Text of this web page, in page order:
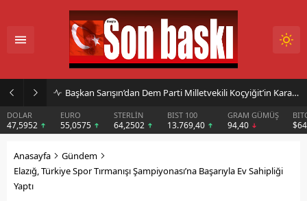
Başkan Sarışın’dan Dem Parti Milletvekili Koçyiğit’in Karakoçan’daki Konuşmasına Sert Tepki
DOLAR
47,5952
EURO
55,0575
STERLİN
64,2502
BIST 100
13.769,40
GRAM GÜMÜŞ
94,40
Anasayfa
Gündem
Elazığ, Türkiye Spor Tırmanışı Şampiyonası’na Başarıyla Ev Sahipliği
Yaptı